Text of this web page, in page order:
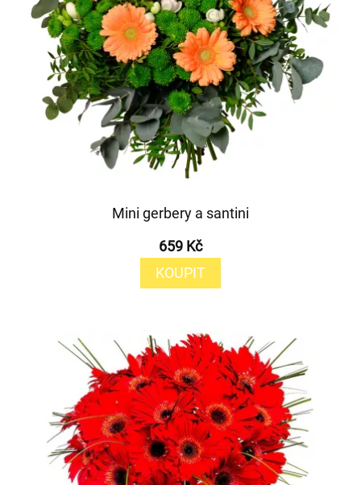
Mini gerbery a santini
659 Kč
KOUPIT